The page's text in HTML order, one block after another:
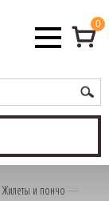
0
Жилеты и пончо —